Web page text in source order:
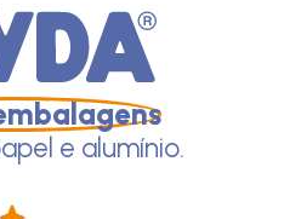
e alumínio.